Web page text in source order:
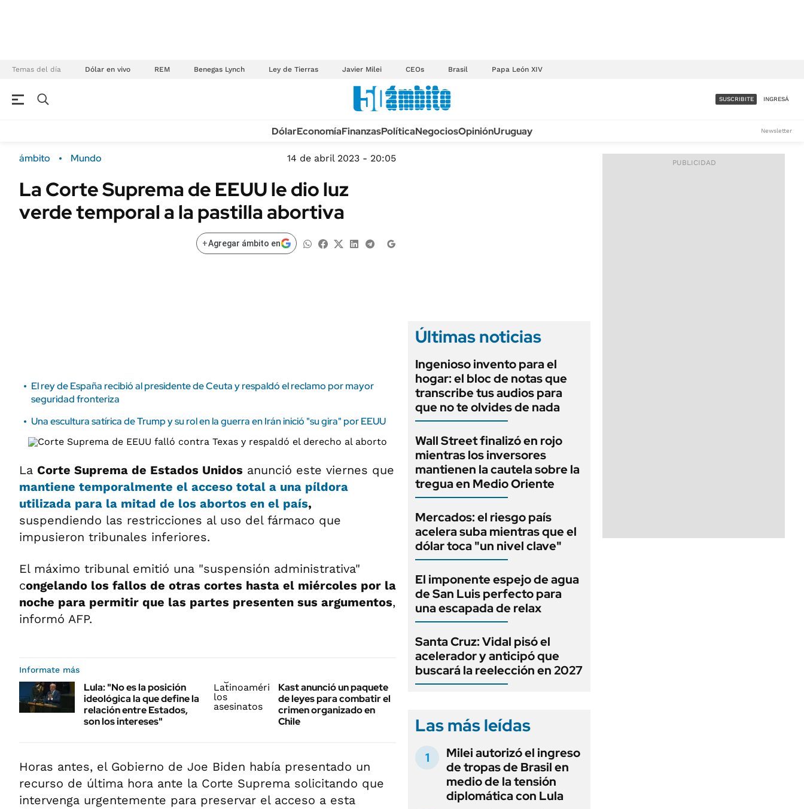
Temas del día Dólar en vivo REM Benegas Lynch Ley de Tierras Javier Milei CEOs Brasil Papa León XIV
Campo
FINANZAS
Sustentabilidad
Seguros
ENERGY REPORT
POLÍTICA
TECNOLOGÍA
MÉXICO
MUNDO
INFORMACIÓN GENERAL
ACCESO FULL - $1.800/MES
SUSCRIBITE INGRESÁ
DólarEconomíaFinanzasPolíticaNegociosOpiniónUruguay Newsletter
ámbito Mundo 14 de abril 2023 - 20:05
La Corte Suprema de EEUU le dio luz
verde temporal a la pastilla abortiva
+Agregar ámbito en
El rey de España recibió al presidente de Ceuta y respaldó el reclamo por mayor
seguridad fronteriza
Una escultura satírica de Trump y su rol en la guerra en Irán inició "su gira" por EEUU
La Corte Suprema de Estados Unidos anunció este viernes que
mantiene temporalmente el acceso total a una píldora
utilizada para la mitad de los abortos en el país,
suspendiendo las restricciones al uso del fármaco que
impusieron tribunales inferiores.
El máximo tribunal emitió una "suspensión administrativa"
congelando los fallos de otras cortes hasta el miércoles por la
noche para permitir que las partes presenten sus argumentos,
informó AFP.
Informate más
Lula: "No es la posición
ideológica la que define la
relación entre Estados,
son los intereses"
Kast anunció un paquete
de leyes para combatir el
crimen organizado en
Chile
Horas antes, el Gobierno de Joe Biden había presentado un
recurso de última hora ante la Corte Suprema solicitando que
intervenga urgentemente para preservar el acceso a esta
Últimas noticias
Ingenioso invento para el
hogar: el bloc de notas que
transcribe tus audios para
que no te olvides de nada
Wall Street finalizó en rojo
mientras los inversores
mantienen la cautela sobre la
tregua en Medio Oriente
Mercados: el riesgo país
acelera suba mientras que el
dólar toca "un nivel clave"
El imponente espejo de agua
de San Luis perfecto para
una escapada de relax
Santa Cruz: Vidal pisó el
acelerador y anticipó que
buscará la reelección en 2027
Las más leídas
Milei autorizó el ingreso
de tropas de Brasil en
medio de la tensión
diplomática con Lula